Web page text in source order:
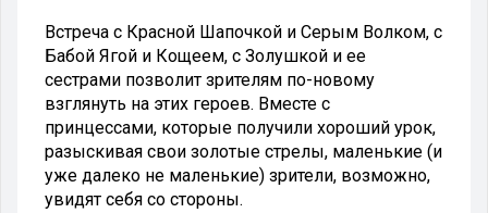
Встреча с Красной Шапочкой и Серым Волком, с
Бабой Ягой и Кощеем, с Золушкой и ее
сестрами позволит зрителям по-новому
взглянуть на этих героев. Вместе с
принцессами, которые получили хороший урок,
разыскивая свои золотые стрелы, маленькие (и
уже далеко не маленькие) зрители, возможно,
увидят себя со стороны.